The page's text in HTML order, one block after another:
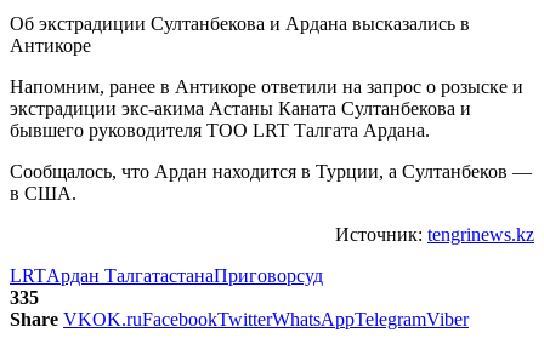
Об экстрадиции Султанбекова и Ардана высказались в
Антикоре
Напомним, ранее в Антикоре ответили на запрос о розыске и
экстрадиции экс-акима Астаны Каната Султанбекова и
бывшего руководителя ТОО LRT Талгата Ардана.
Сообщалось, что Ардан находится в Турции, а Султанбеков —
в США.
Источник: tengrinews.kz
LRTАрдан ТалгатастанаПриговорсуд
335
Share VKOK.ruFacebookTwitterWhatsAppTelegramViber